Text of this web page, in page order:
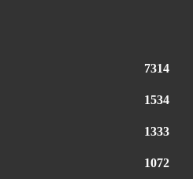
7314
1534
1333
1072